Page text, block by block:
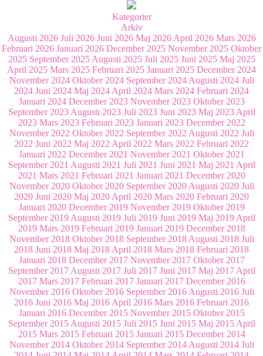
Kategorier
Arkiv
Augusti 2026 Juli 2026 Juni 2026 Maj 2026 April 2026 Mars 2026
Februari 2026 Januari 2026 December 2025 November 2025 Oktober
2025 September 2025 Augusti 2025 Juli 2025 Juni 2025 Maj 2025
April 2025 Mars 2025 Februari 2025 Januari 2025 December 2024
November 2024 Oktober 2024 September 2024 Augusti 2024 Juli
2024 Juni 2024 Maj 2024 April 2024 Mars 2024 Februari 2024
Januari 2024 December 2023 November 2023 Oktober 2023
September 2023 Augusti 2023 Juli 2023 Juni 2023 Maj 2023 April
2023 Mars 2023 Februari 2023 Januari 2023 December 2022
November 2022 Oktober 2022 September 2022 Augusti 2022 Juli
2022 Juni 2022 Maj 2022 April 2022 Mars 2022 Februari 2022
Januari 2022 December 2021 November 2021 Oktober 2021
September 2021 Augusti 2021 Juli 2021 Juni 2021 Maj 2021 April
2021 Mars 2021 Februari 2021 Januari 2021 December 2020
November 2020 Oktober 2020 September 2020 Augusti 2020 Juli
2020 Juni 2020 Maj 2020 April 2020 Mars 2020 Februari 2020
Januari 2020 December 2019 November 2019 Oktober 2019
September 2019 Augusti 2019 Juli 2019 Juni 2019 Maj 2019 April
2019 Mars 2019 Februari 2019 Januari 2019 December 2018
November 2018 Oktober 2018 September 2018 Augusti 2018 Juli
2018 Juni 2018 Maj 2018 April 2018 Mars 2018 Februari 2018
Januari 2018 December 2017 November 2017 Oktober 2017
September 2017 Augusti 2017 Juli 2017 Juni 2017 Maj 2017 April
2017 Mars 2017 Februari 2017 Januari 2017 December 2016
November 2016 Oktober 2016 September 2016 Augusti 2016 Juli
2016 Juni 2016 Maj 2016 April 2016 Mars 2016 Februari 2016
Januari 2016 December 2015 November 2015 Oktober 2015
September 2015 Augusti 2015 Juli 2015 Juni 2015 Maj 2015 April
2015 Mars 2015 Februari 2015 Januari 2015 December 2014
November 2014 Oktober 2014 September 2014 Augusti 2014 Juli